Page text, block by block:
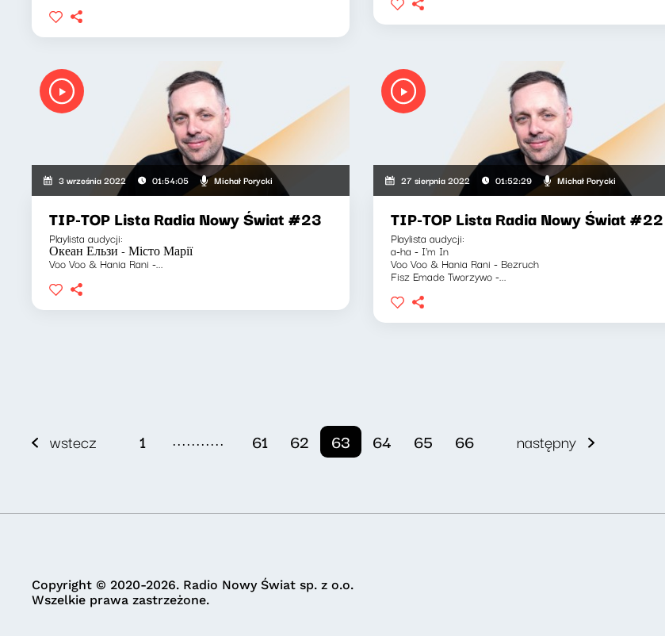
3 września 2022 01:54:05 Michał Porycki
TIP-TOP Lista Radia Nowy Świat #23
Playlista audycji:
Океан Ельзи - Місто Марії
Voo Voo & Hania Rani -...
27 sierpnia 2022 01:52:29 Michał Porycki
TIP-TOP Lista Radia Nowy Świat #22
Playlista audycji:
a-ha - I'm In
Voo Voo & Hania Rani - Bezruch
Fisz Emade Tworzywo -...
wstecz 1 ........... 61 62 63 64 65 66 następny
Copyright © 2020-2026. Radio Nowy Świat sp. z o.o.
Wszelkie prawa zastrzeżone.